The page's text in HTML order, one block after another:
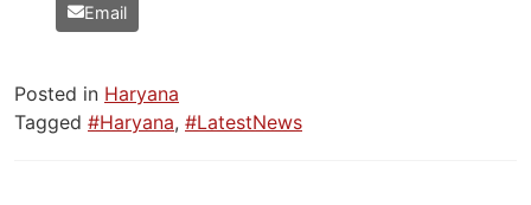
Email
Posted in Haryana
Tagged #Haryana, #LatestNews